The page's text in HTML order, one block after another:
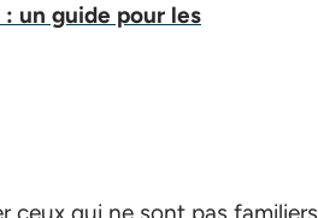
un guide pour les